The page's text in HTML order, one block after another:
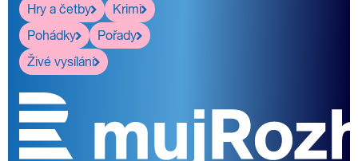
Hry a četby
Krimi
Pohádky
Pořady
Živé vysílání